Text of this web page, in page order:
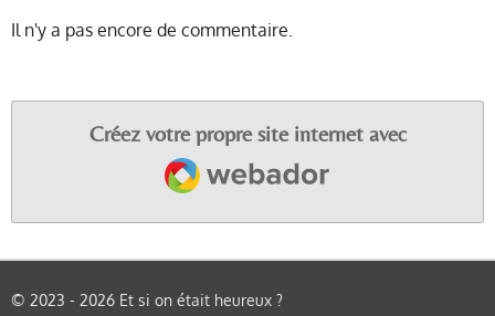
Il n'y a pas encore de commentaire.
Créez votre propre site internet avec
Webador
© 2023 - 2026 Et si on était heureux ?